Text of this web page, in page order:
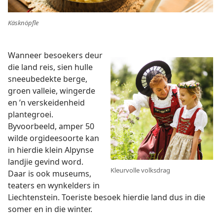
Käsknöpfle
Kleurvolle volksdrag
Wanneer besoekers deur
die land reis, sien hulle
sneeubedekte berge,
groen valleie, wingerde
en ’n verskeidenheid
plantegroei.
Byvoorbeeld, amper 50
wilde orgideesoorte kan
in hierdie klein Alpynse
landjie gevind word.
Daar is ook museums,
teaters en wynkelders in
Liechtenstein. Toeriste besoek hierdie land dus in die
somer en in die winter.